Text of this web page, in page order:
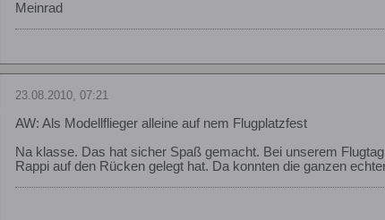
Meinrad
23.08.2010, 07:21
AW: Als Modellflieger alleine auf nem Flugplatzfest
Na klasse. Das hat sicher Spaß gemacht. Bei unserem
Rappi auf den Rücken gelegt hat. Da konnten die ganzen